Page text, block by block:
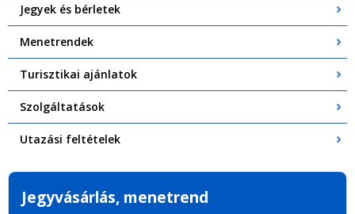
Jegyek és bérletek
Menetrendek
Turisztikai ajánlatok
Szolgáltatások
Utazási feltételek
Jegyvásárlás, menetrend